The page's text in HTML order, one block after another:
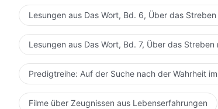
Anstrengung du aufbringst, umso mehr
wirst du dein Herz vor Ihm zur Ruhe
Herz vollständig gewinnen. Niemand wird
erobern und du wirst vollständig Gott
Zeit selbst offenbaren und dich bei jeder
deiner Kooperation erreicht werden. Darum
werde Ich doppelt belohnen.“ Ihr müsst
Lesungen aus Das Wort, Bd. 6, Über das
Lesungen aus Das Wort, Bd. 7, Über das
Predigtreihe: Auf der Suche nach der Wahrheit
Filme über Zeugnissen aus Lebenserfahrungen